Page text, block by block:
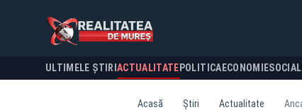
ULTIMELE ȘTIRI ACTUALITATE POLITICA ECONOMIESOCIAL
Acasă Știri Actualitate